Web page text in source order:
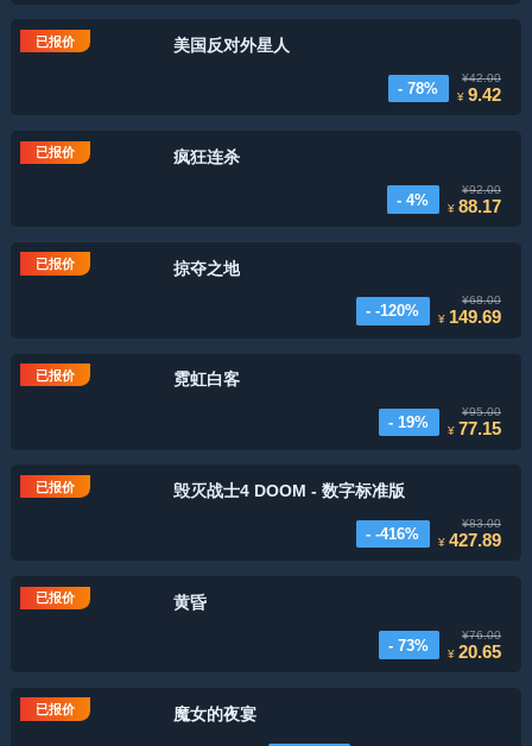
已报价 美国反对外星人
- 78%
¥42.00
¥9.42
已报价 疯狂连杀
- 4%
¥92.00
¥88.17
已报价 掠夺之地
- -120%
¥68.00
¥ 149.69
已报价 霓虹白客
- 19%
¥95.00
¥ 77.15
已报价 毁灭战士4 DOOM - 数字标准版
- -416%
¥83.00
¥427.89
已报价 黄昏
- 73%
¥76.00
¥20.65
已报价 魔女的夜宴